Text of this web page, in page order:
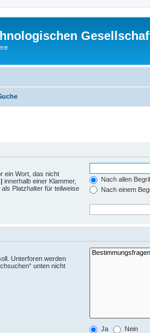
ein Wort, das nicht
| innerhalb einer Klammer,
Platzhalter für teilweise
Nach allen
Nach einem
Unterforen werden
unten nicht
Ja Nein